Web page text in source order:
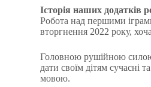
Історія наших додатків
Робота над першими
вторгнення 2022 року,
Головною рушійною силою
дати своїм дітям сучасні
мовою.